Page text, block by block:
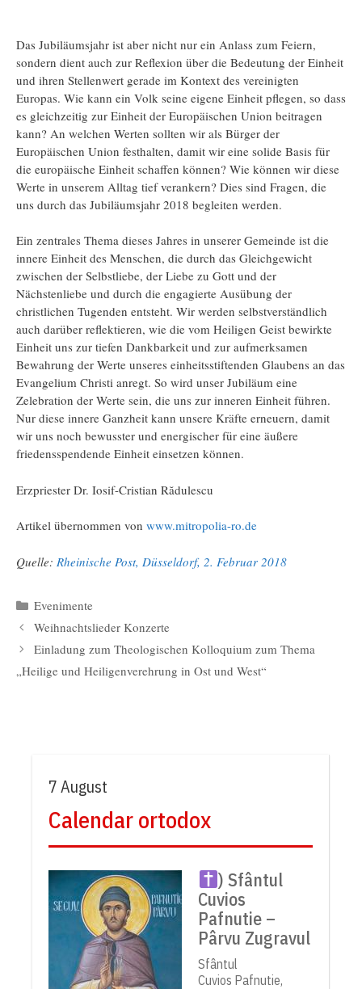
Das Jubiläumsjahr ist aber nicht nur ein Anlass zum Feiern,
sondern dient auch zur Reflexion über die Bedeutung der Einheit
und ihren Stellenwert gerade im Kontext des vereinigten
Europas. Wie kann ein Volk seine eigene Einheit pflegen, so dass
es gleichzeitig zur Einheit der Europäischen Union beitragen
kann? An welchen Werten sollten wir als Bürger der
Europäischen Union festhalten, damit wir eine solide Basis für
die europäische Einheit schaffen können? Wie können wir diese
Werte in unserem Alltag tief verankern? Dies sind Fragen, die
uns durch das Jubiläumsjahr 2018 begleiten werden.
Ein zentrales Thema dieses Jahres in unserer Gemeinde ist die
innere Einheit des Menschen, die durch das Gleichgewicht
zwischen der Selbstliebe, der Liebe zu Gott und der
Nächstenliebe und durch die engagierte Ausübung der
christlichen Tugenden entsteht. Wir werden selbstverständlich
auch darüber reflektieren, wie die vom Heiligen Geist bewirkte
Einheit uns zur tiefen Dankbarkeit und zur aufmerksamen
Bewahrung der Werte unseres einheitsstiftenden Glaubens an das
Evangelium Christi anregt. So wird unser Jubiläum eine
Zelebration der Werte sein, die uns zur inneren Einheit führen.
Nur diese innere Ganzheit kann unsere Kräfte erneuern, damit
wir uns noch bewusster und energischer für eine äußere
friedensspendende Einheit einsetzen können.
Erzpriester Dr. Iosif-Cristian Rădulescu
Artikel übernommen von www.mitropolia-ro.de
Quelle: Rheinische Post, Düsseldorf, 2. Februar 2018
Kategorien
Evenimente
Weihnachtslieder Konzerte
Einladung zum Theologischen Kolloquium zum Thema
„Heilige und Heiligenverehrung in Ost und West“
7 August
Calendar ortodox
) Sfântul
Cuvios
Pafnutie –
Pârvu Zugravul
Sfântul
Cuvios Pafnutie,